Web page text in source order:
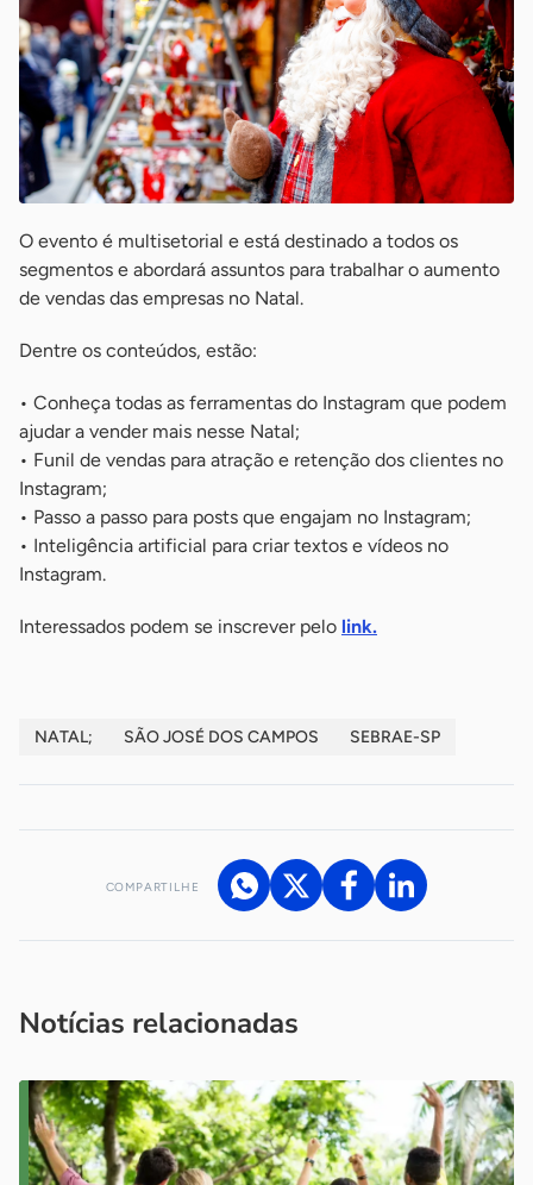
O evento é multisetorial e está destinado a todos os
segmentos e abordará assuntos para trabalhar o aumento
de vendas das empresas no Natal.
Dentre os conteúdos, estão:
• Conheça todas as ferramentas do Instagram que podem
ajudar a vender mais nesse Natal;
• Funil de vendas para atração e retenção dos clientes no
Instagram;
• Passo a passo para posts que engajam no Instagram;
• Inteligência artificial para criar textos e vídeos no
Instagram.
Interessados podem se inscrever pelo link.
NATAL; SÃO JOSÉ DOS CAMPOS SEBRAE-SP
COMPARTILHE
Notícias relacionadas